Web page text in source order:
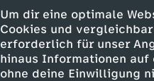
Um dir eine optimale
Cookies und
erforderlich für unser
hinaus Informationen auf
ohne deine Einwilligung